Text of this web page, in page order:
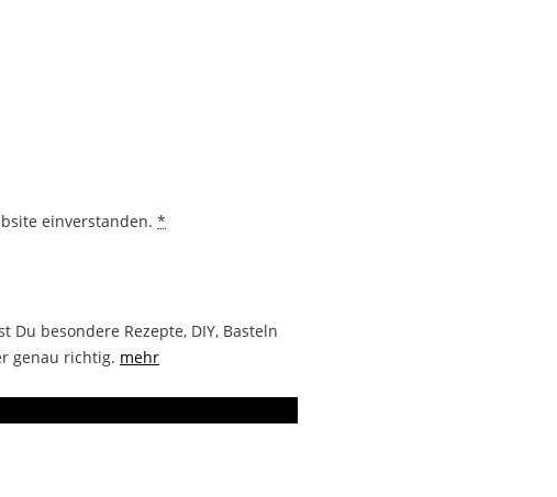
einverstanden. *
besondere Rezepte, DIY, Basteln
genau richtig. mehr